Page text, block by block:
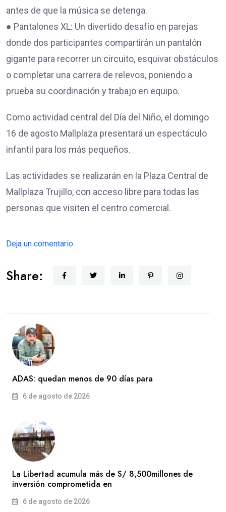
antes de que la música se detenga.
● Pantalones XL: Un divertido desafío en parejas
donde dos participantes compartirán un pantalón
gigante para recorrer un circuito, esquivar obstáculos
o completar una carrera de relevos, poniendo a
prueba su coordinación y trabajo en equipo.
Como actividad central del Día del Niño, el domingo
16 de agosto Mallplaza presentará un espectáculo
infantil para los más pequeños.
Las actividades se realizarán en la Plaza Central de
Mallplaza Trujillo, con acceso libre para todas las
personas que visiten el centro comercial.
Deja un comentario
Share:
ADAS: quedan menos de 90 días para
6 de agosto de 2026
La Libertad acumula más de S/ 8,500millones de
inversión comprometida en
6 de agosto de 2026